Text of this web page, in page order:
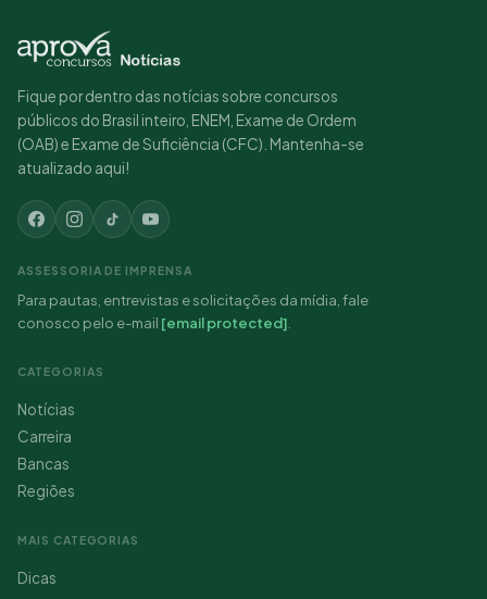
Fique por dentro das notícias sobre concursos
públicos do Brasil inteiro, ENEM, Exame de Ordem
(OAB) e Exame de Suficiência (CFC). Mantenha-se
atualizado aqui!
ASSESSORIA DE IMPRENSA
Para pautas, entrevistas e solicitações da mídia, fale
conosco pelo e-mail [email protected].
CATEGORIAS
Notícias
Carreira
Bancas
Regiões
MAIS CATEGORIAS
Dicas